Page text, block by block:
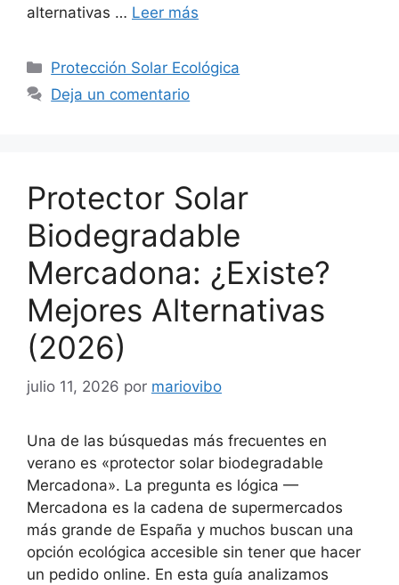
alternativas … Leer más
Categorías
Protección Solar Ecológica
Deja un comentario
Protector Solar
Biodegradable
Mercadona: ¿Existe?
Mejores Alternativas
(2026)
julio 11, 2026 por mariovibo
Una de las búsquedas más frecuentes en
verano es «protector solar biodegradable
Mercadona». La pregunta es lógica —
Mercadona es la cadena de supermercados
más grande de España y muchos buscan una
opción ecológica accesible sin tener que hacer
un pedido online. En esta guía analizamos